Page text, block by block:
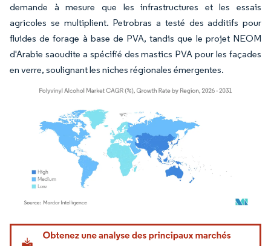
demande à mesure que les infrastructures et les essais
agricoles se multiplient. Petrobras a testé des additifs pour
fluides de forage à base de PVA, tandis que le projet NEOM
d'Arabie saoudite a spécifié des mastics PVA pour les façades
en verre, soulignant les niches régionales émergentes.
Image © Mordor Intelligence. La réutilisation nécessite une attribution sous CC BY